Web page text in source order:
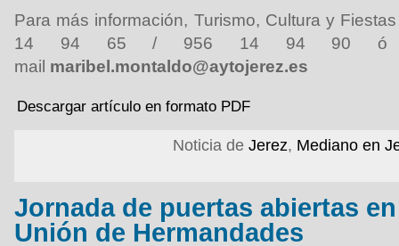
Para más información, Turismo, Cultura y
14 94 65 / 956 14 94 90 ó
mail maribel.montaldo@aytojerez.es
Descargar artículo en formato PDF
Noticia de Jerez, Mediano en
Jornada de puertas abiertas
Unión de Hermandades